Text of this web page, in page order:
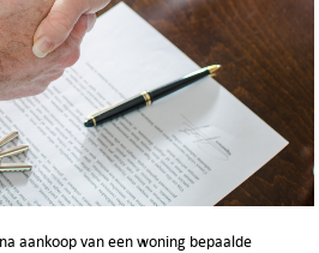
aankoop van een woning bepaalde